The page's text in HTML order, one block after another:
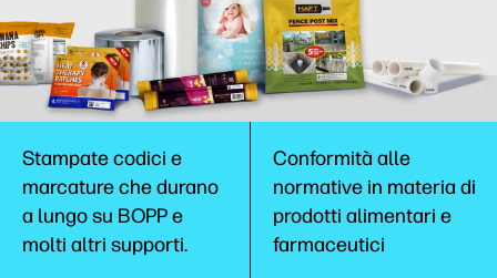
Stampate codici e
marcature che durano
a lungo su BOPP e
molti altri supporti.
Conformità alle
normative in materia di
prodotti alimentari e
farmaceutici